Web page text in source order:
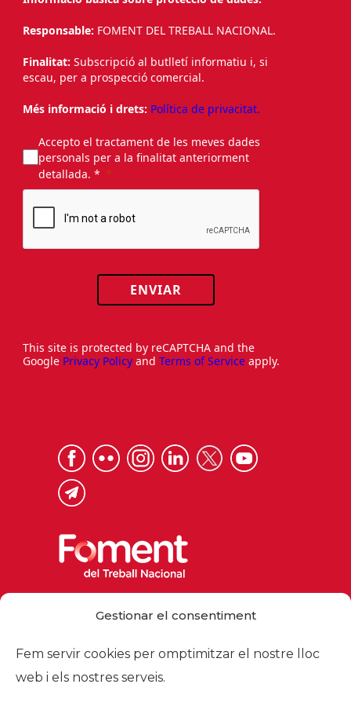
Gestionar el consentiment
Fem servir cookies per omptimitzar el nostre lloc
web i els nostres serveis.
Responsable: FOMENT DEL TREBALL NACIONAL.
Finalitat: Subscripció al butlletí informatiu i, si
escau, per a prospecció comercial.
Més informació i drets: Política de privacitat.
Accepto el tractament de les meves dades
personals per a la finalitat anteriorment
detallada. *
ENVIAR
This site is protected by reCAPTCHA and the
Google Privacy Policy and Terms of Service apply.
foment@foment.com